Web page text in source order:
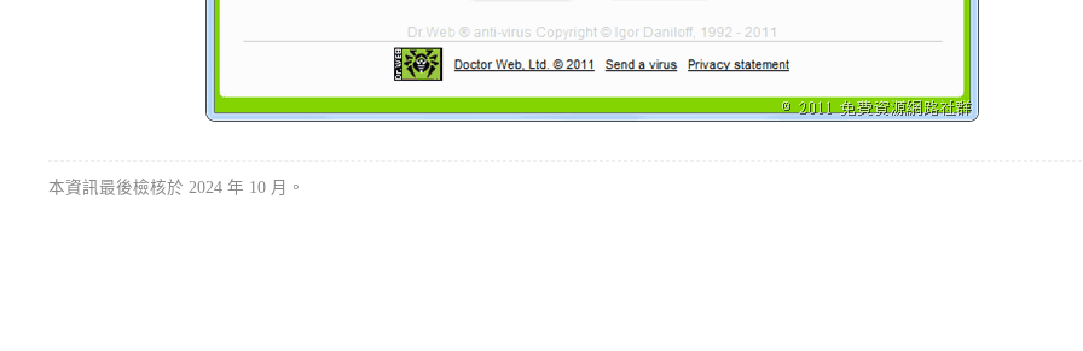
本資訊最後檢核於 2024 年 10 月。